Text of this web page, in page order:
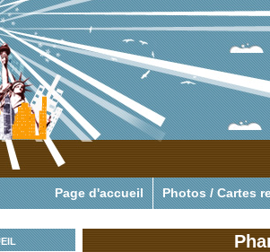
Pour tout savoir
Page d'accueil Photos / Cartes